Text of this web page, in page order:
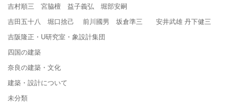
吉村順三 宮脇檀 益子義弘 堀部安嗣
吉田五十八 堀口捨己 前川國男 坂倉準三 安井武雄 丹下健三
吉阪隆正・U研究室・象設計集団
四国の建築
奈良の建築・文化
建築・設計について
未分類